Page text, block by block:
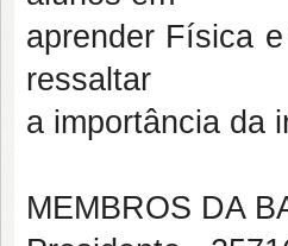
aprender Física
ressaltar
a importância da
MEMBROS DA